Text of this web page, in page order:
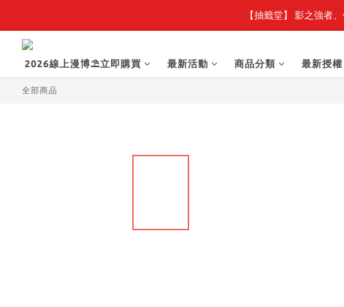
【抽籤堂】 影之強者
2026線上漫博⛱️立即購買
最新活動 商品分類 最新授權
全部商品